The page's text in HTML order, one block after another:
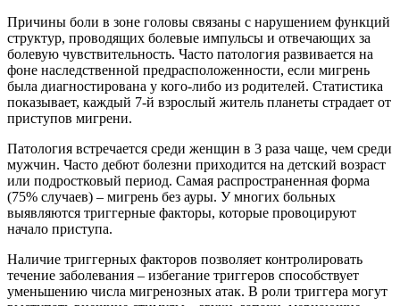
Причины боли в зоне головы связаны с нарушением функций
структур, проводящих болевые импульсы и отвечающих за
болевую чувствительность. Часто патология развивается на
фоне наследственной предрасположенности, если мигрень
была диагностирована у кого-либо из родителей. Статистика
показывает, каждый 7-й взрослый житель планеты страдает от
приступов мигрени.
Патология встречается среди женщин в 3 раза чаще, чем среди
мужчин. Часто дебют болезни приходится на детский возраст
или подростковый период. Самая распространенная форма
(75% случаев) – мигрень без ауры. У многих больных
выявляются триггерные факторы, которые провоцируют
начало приступа.
Наличие триггерных факторов позволяет контролировать
течение заболевания – избегание триггеров способствует
уменьшению числа мигренозных атак. В роли триггера могут